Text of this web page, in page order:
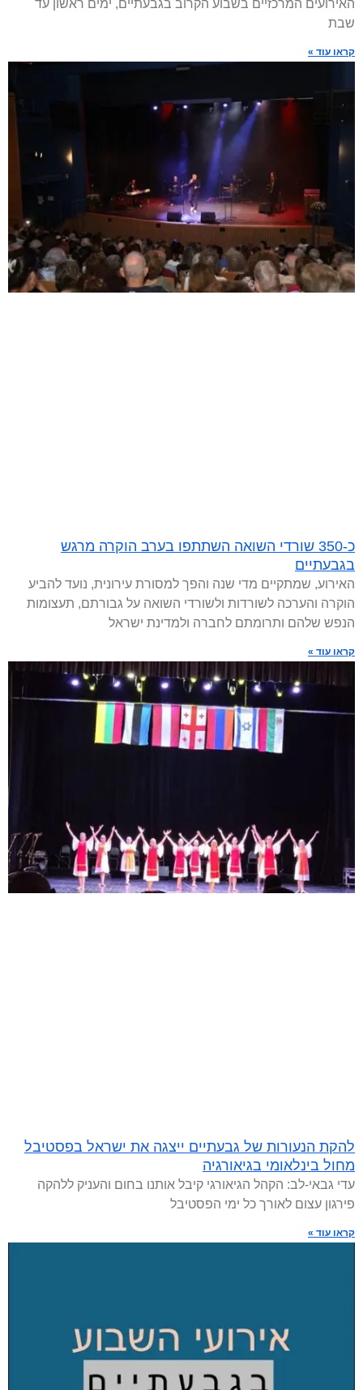
האירועים המרכזיים בשבוע הקרוב בגבעתיים, ימים ראשון עד
שבת
קראו עוד »
כ-350 שורדי השואה השתתפו בערב הוקרה מרגש
בגבעתיים
האירוע, שמתקיים מדי שנה והפך למסורת עירונית, נועד להביע
הוקרה והערכה לשורדות ולשורדי השואה על גבורתם, תעצומות
הנפש שלהם ותרומתם לחברה ולמדינת ישראל
קראו עוד »
להקת הנעורות של גבעתיים ייצגה את ישראל בפסטיבל
מחול בינלאומי בגיאורגיה
עדי גבאי-לב: הקהל הגיאורגי קיבל אותנו בחום והעניק ללהקה
פירגון עצום לאורך כל ימי הפסטיבל
קראו עוד »